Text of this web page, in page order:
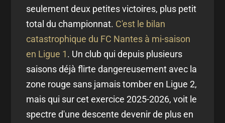
seulement deux petites victoires, plus petit
total du championnat. C'est le bilan
catastrophique du FC Nantes à mi-saison
en Ligue 1. Un club qui depuis plusieurs
saisons déjà flirte dangereusement avec la
zone rouge sans jamais tomber en Ligue 2,
mais qui sur cet exercice 2025-2026, voit le
spectre d'une descente devenir de plus en